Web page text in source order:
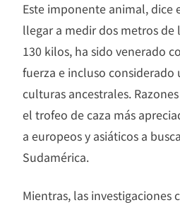
Este imponente animal, dice
llegar a medir dos metros de
130 kilos, ha sido venerado
fuerza e incluso considerado
culturas ancestrales.
el trofeo de caza más
a europeos y asiáticos a
Sudamérica.
Mientras, las investigaciones